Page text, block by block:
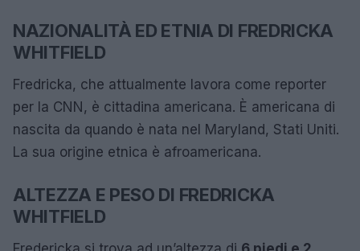
NAZIONALITÀ ED ETNIA DI FREDRICKA
WHITFIELD
Fredricka, che attualmente lavora come reporter
per la CNN, è cittadina americana. È americana di
nascita da quando è nata nel Maryland, Stati Uniti.
La sua origine etnica è afroamericana.
ALTEZZA E PESO DI FREDRICKA
WHITFIELD